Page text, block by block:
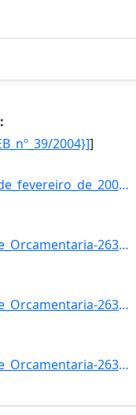
2004}]]
10054: Ano-Resolucao_nº_1-_de_3_de_fevereiro_de_2005.-Esfera-Esta_acao_e_implementada_diretamente_pelas_uni]
10055: Ano-2008-Esfera-10-Unidade_Orcamentaria-26344-Funcao-12-SubFuncao-363-Programa-1062-Acao-6374-Locali]
10056: Ano-2008-Esfera-10-Unidade_Orcamentaria-26344-Funcao-12-SubFuncao-365-Programa-0750-Acao-2010-Locali]
10057: Ano-2008-Esfera-10-Unidade_Orcamentaria-26345-Funcao-12-SubFuncao-122-Programa-1062-Acao-09HB-Locali]